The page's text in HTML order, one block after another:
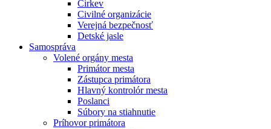
Cirkev
Civilné organizácie
Verejná bezpečnosť
Detské jasle
Samospráva
Volené orgány mesta
Primátor mesta
Zástupca primátora
Hlavný kontrolór mesta
Poslanci
Súbory na stiahnutie
Príhovor primátora